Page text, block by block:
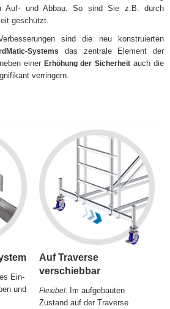
Auf- und Abbau. So sind Sie z.B. durch
geschützt.
sind die neu konstruierten
Systems
das zentrale Element der
einer Erhöhung der Sicherheitauch die
verringern.
Ein-
und
Auf Traverse
verschiebbar
Flexibel: Im aufgebauten
Zustand auf der Traverse